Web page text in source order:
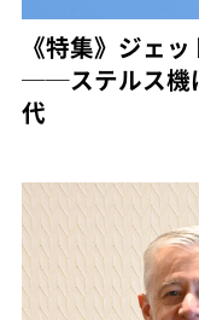
《特集》ジェ
──ステルス機
代